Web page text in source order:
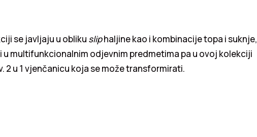
se javljaju u obliku sliphaljine kao i kombinacije topa i suknje,
u multifunkcionalnim odjevnim predmetima pa u ovoj kolekciji
2 u 1 vjenčanicu koja se može transformirati.